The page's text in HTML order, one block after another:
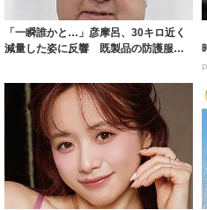
ガーターベルトで際立つ妖艶脚線美
フリーアナ森香澄がランジェリーモデ
ルに ｢PE...